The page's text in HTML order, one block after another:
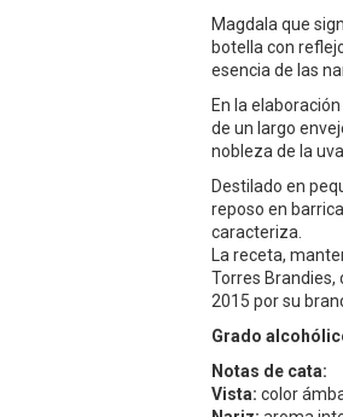
Magdala que
botella con
esencia de las
En la
de un largo
nobleza de la uva.
Destilado en
reposo en
caracteriza.
La receta,
Torres Brandies,
2015 por su
Grado
Notas de cata:
Vista: color